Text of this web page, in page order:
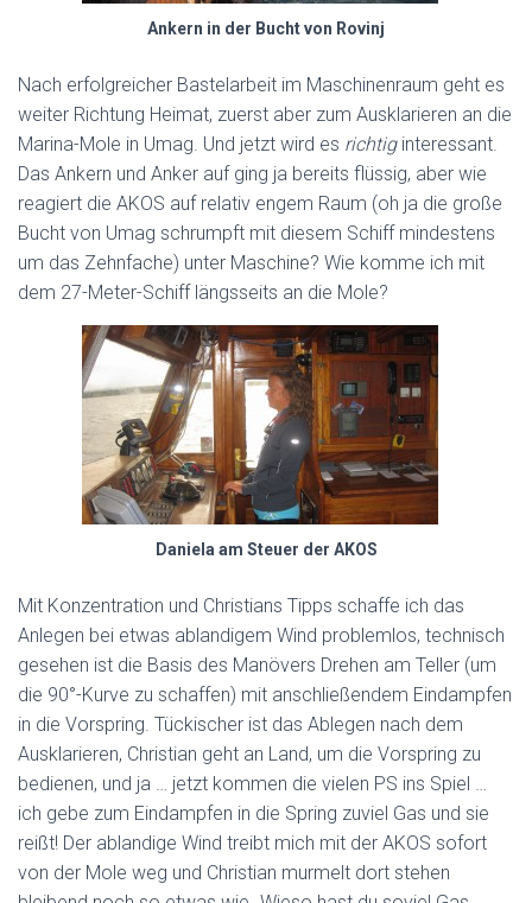
Ankern in der Bucht von Rovinj
Nach erfolgreicher Bastelarbeit im Maschinenraum geht es
weiter Richtung Heimat, zuerst aber zum Ausklarieren an die
Marina-Mole in Umag. Und jetzt wird es richtiginteressant.
Das Ankern und Anker auf ging ja bereits flüssig, aber wie
reagiert die AKOS auf relativ engem Raum (oh ja die große
Bucht von Umag schrumpft mit diesem Schiff mindestens
um das Zehnfache) unter Maschine? Wie komme ich mit
dem 27-Meter-Schiff längsseits an die Mole?
Daniela am Steuer der AKOS
Mit Konzentration und Christians Tipps schaffe ich das
Anlegen bei etwas ablandigem Wind problemlos, technisch
gesehen ist die Basis des Manövers Drehen am Teller (um
die 90°-Kurve zu schaffen) mit anschließendem Eindampfen
in die Vorspring. Tückischer ist das Ablegen nach dem
Ausklarieren, Christian geht an Land, um die Vorspring zu
bedienen, und ja … jetzt kommen die vielen PS ins Spiel …
ich gebe zum Eindampfen in die Spring zuviel Gas und sie
reißt! Der ablandige Wind treibt mich mit der AKOS sofort
von der Mole weg und Christian murmelt dort stehen